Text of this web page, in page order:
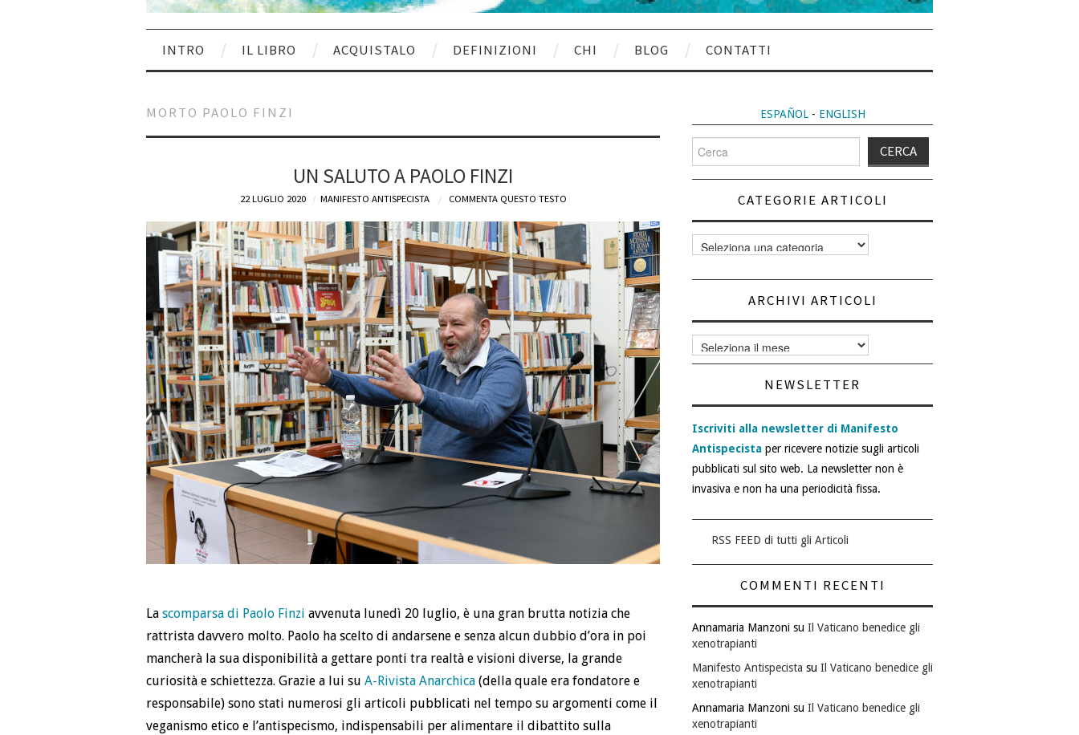
INTRO IL LIBRO ACQUISTALO DEFINIZIONI CHI BLOG CONTATTI
MORTO PAOLO FINZI
UN SALUTO A PAOLO FINZI
22 LUGLIO 2020 MANIFESTO ANTISPECISTA COMMENTA QUESTO TESTO
La scomparsa di Paolo Finzi avvenuta lunedì 20 luglio, è una gran brutta notizia che
rattrista davvero molto. Paolo ha scelto di andarsene e senza alcun dubbio d’ora in poi
mancherà la sua disponibilità a gettare ponti tra realtà e visioni diverse, la grande
curiosità e schiettezza. Grazie a lui su A-Rivista Anarchica (della quale era fondatore e
responsabile) sono stati numerosi gli articoli pubblicati nel tempo su argomenti come il
veganismo etico e l’antispecismo, indispensabili per alimentare il dibattito sulla
ESPAÑOL- ENGLISH
per:
CATEGORIE ARTICOLI
Categorie
articoli
ARCHIVI ARTICOLI
Archivi
articoli
NEWSLETTER
Iscriviti alla newsletter di Manifesto
Antispecista per ricevere notizie sugli articoli
pubblicati sul sito web. La newsletter non è
invasiva e non ha una periodicità fissa.
RSS FEED di tutti gli Articoli
COMMENTI RECENTI
Annamaria Manzoni su Il Vaticano benedice gli
xenotrapianti
Manifesto Antispecista su Il Vaticano benedice gli
xenotrapianti
Annamaria Manzoni su Il Vaticano benedice gli
xenotrapianti